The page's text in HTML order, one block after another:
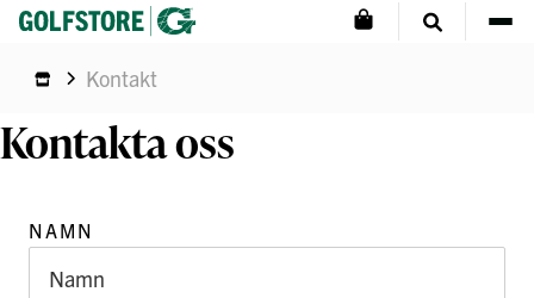
Kontakt
Kontakta oss
NAMN